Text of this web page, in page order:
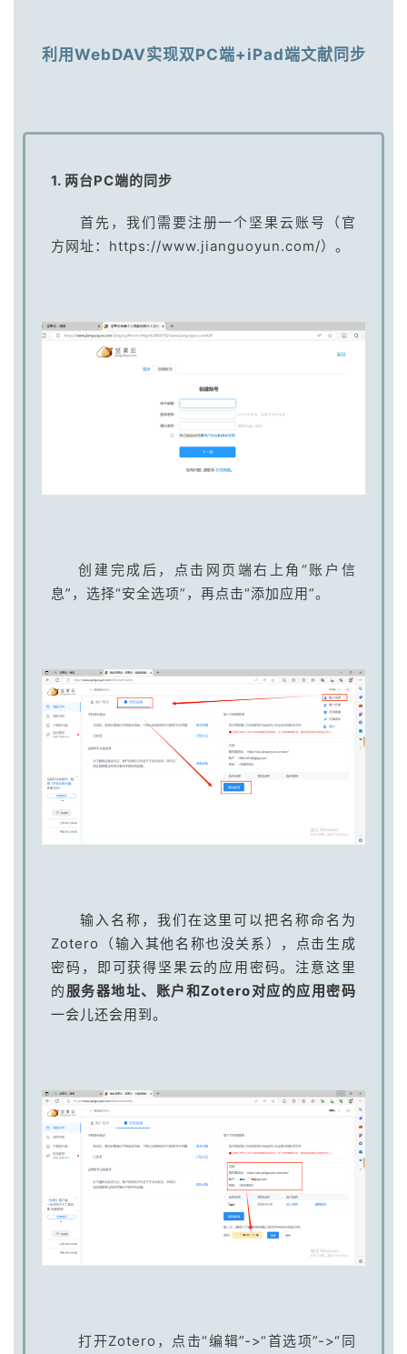
利用WebDAV实现双PC端+iPad端文献同步
1. 两台PC端的同步
首先，我们需要注册一个坚果云账号（官
方网址：https://www.jianguoyun.com/）。
创建完成后，点击网页端右上角“账户信
息”，选择“安全选项”，再点击“添加应用”。
输入名称，我们在这里可以把名称命名为
Zotero（输入其他名称也没关系），点击生成
密码，即可获得坚果云的应用密码。注意这里
的 服务器地址、账户和Zotero对应的应用密码
一会儿还会用到。
打开Zotero，点击“编辑”->“首选项”->“同